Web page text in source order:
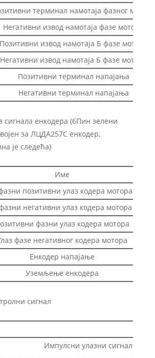
терминал намотаја фазног мотора
Негативни извод намотаја фазе мотора
Позитивни извод намотаја Б фазе мотора
Негативни извод намотаја Б фазе мотора
Позитивни терминал напајања
Негативни терминал напајања
сигнала енкодера (6Пин зелени
за ЛЦДА257С енкодер,
је следећа)
Име
позитивни улаз кодера мотора
негативни улаз кодера мотора
фазни улаз кодера мотора
фазе негативног кодера мотора
Енкодер напајање
Уземљење енкодера
сигнал
Импулсни улазни сигнал: